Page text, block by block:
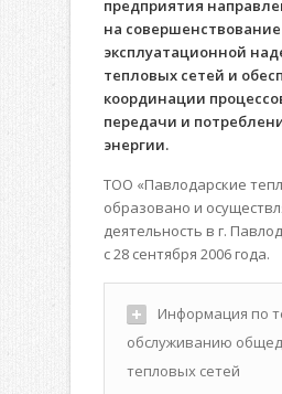
предприятия
на совершенствование
эксплуатационной
тепловых сетей и
координации
передачи и
энергии.
ТОО «Павлодарские
образовано и
деятельность в г.
с 28 сентября 2006 года.
Информация по
обслуживанию
тепловых сетей